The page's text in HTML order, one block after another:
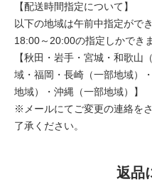
【配送時間指定について】
以下の地域は午前中指定がで
18:00～20:00の指定しかでき
【秋田・岩手・宮城・和歌山
域・福岡・長崎（一部地域）
地域）・沖縄（一部地域）】
※メールにてご変更の連絡を
了承ください。
返品